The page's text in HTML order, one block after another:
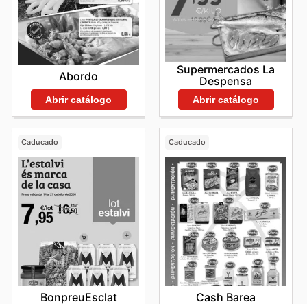
Abordo
Abrir catálogo
Supermercados La
Despensa
Abrir catálogo
Caducado
BonpreuEsclat
Caducado
Cash Barea